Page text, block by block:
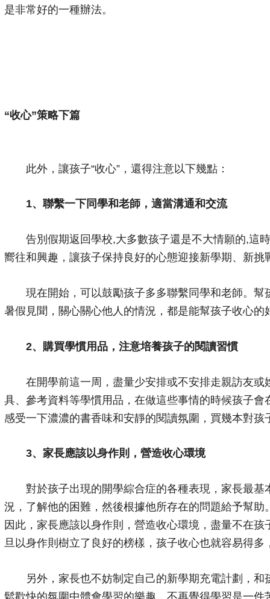
是非常好的一種辦法。
“收心”策略下篇
此外，讓孩子“收心”，還得注意以下幾點：
1、聯繫一下同學和老師，適當溝通和交流
告別假期返回學校,大多數孩子還是不大情願的,這時
嚮往和興趣，讓孩子保持良好的心態迎接新學期、新挑
現在開始，可以鼓勵孩子多多聯繫同學和老師。幫
暑假見聞，關心關心他人的情況，都是能幫孩子收心的
2、購買學慣用品，注意培養孩子的閱讀習慣
在開學前這一周，盡量少安排或不安排走親訪友或
具、參考資料等學慣用品，在做這些事情的時候孩子
感受一下濃濃的書香味和安靜的閱讀氛圍，買幾本對
3、家長應該以身作則，營造收心環境
對於孩子出現的開學綜合症的各種表現，家長最基
況，了解他的困難，然後根據他所存在的問題給予幫
因此，家長應該以身作則，營造收心環境，盡量不在
旦以身作則樹立了良好的榜樣，孩子收心也就容易得多
另外，家長也不妨制定自己的新學期充電計劃，和